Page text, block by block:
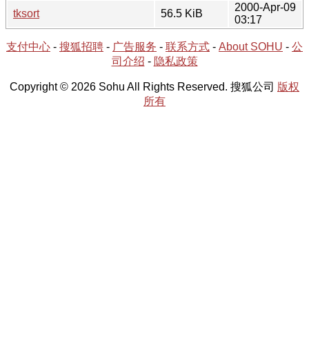
tksort
56.5 KiB
2000-Apr-09
03:17
支付中心 - 搜狐招聘 - 广告服务 - 联系方式 - About SOHU - 公
司介绍 - 隐私政策
Copyright © 2026 Sohu All Rights Reserved. 搜狐公司 版权
所有